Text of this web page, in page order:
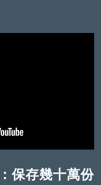
保存幾十萬份